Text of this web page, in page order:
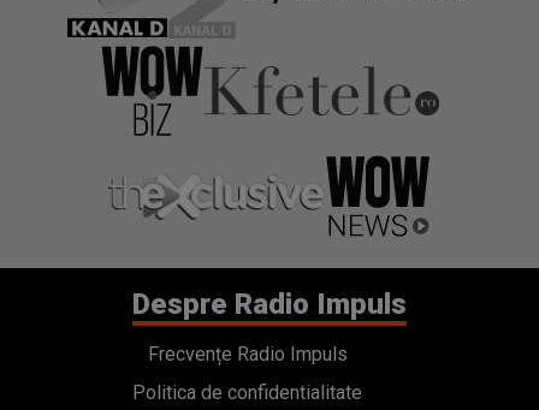
Despre Radio Impuls
Frecvențe Radio Impuls
Politica de confidentialitate